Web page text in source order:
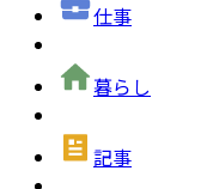
仕事
暮らし
記事